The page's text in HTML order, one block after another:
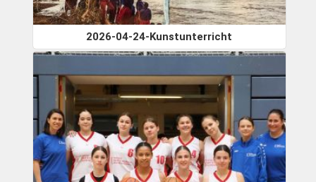
2026-04-24-Kunstunterricht